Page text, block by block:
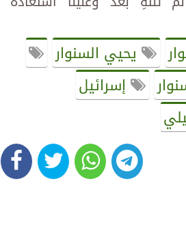
يحيي السنوار
إسرائيل